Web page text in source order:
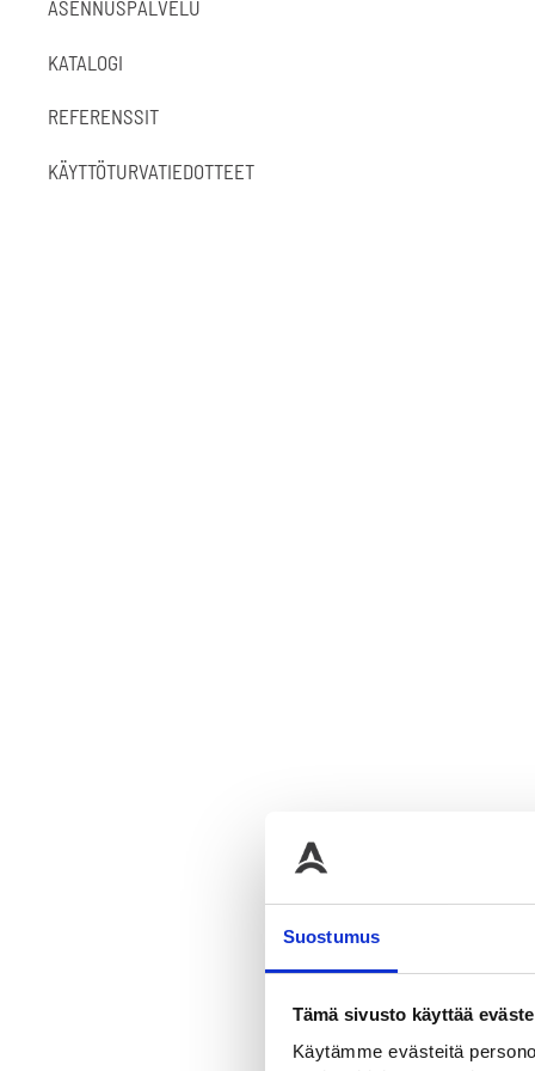
Suostumus
Tämä sivusto käyttää
Käytämme evästeitä
ASENNUSPALVELU
KATALOGI
REFERENSSIT
KÄYTTÖTURVATIEDOTTEET
LISÄTIEDOT